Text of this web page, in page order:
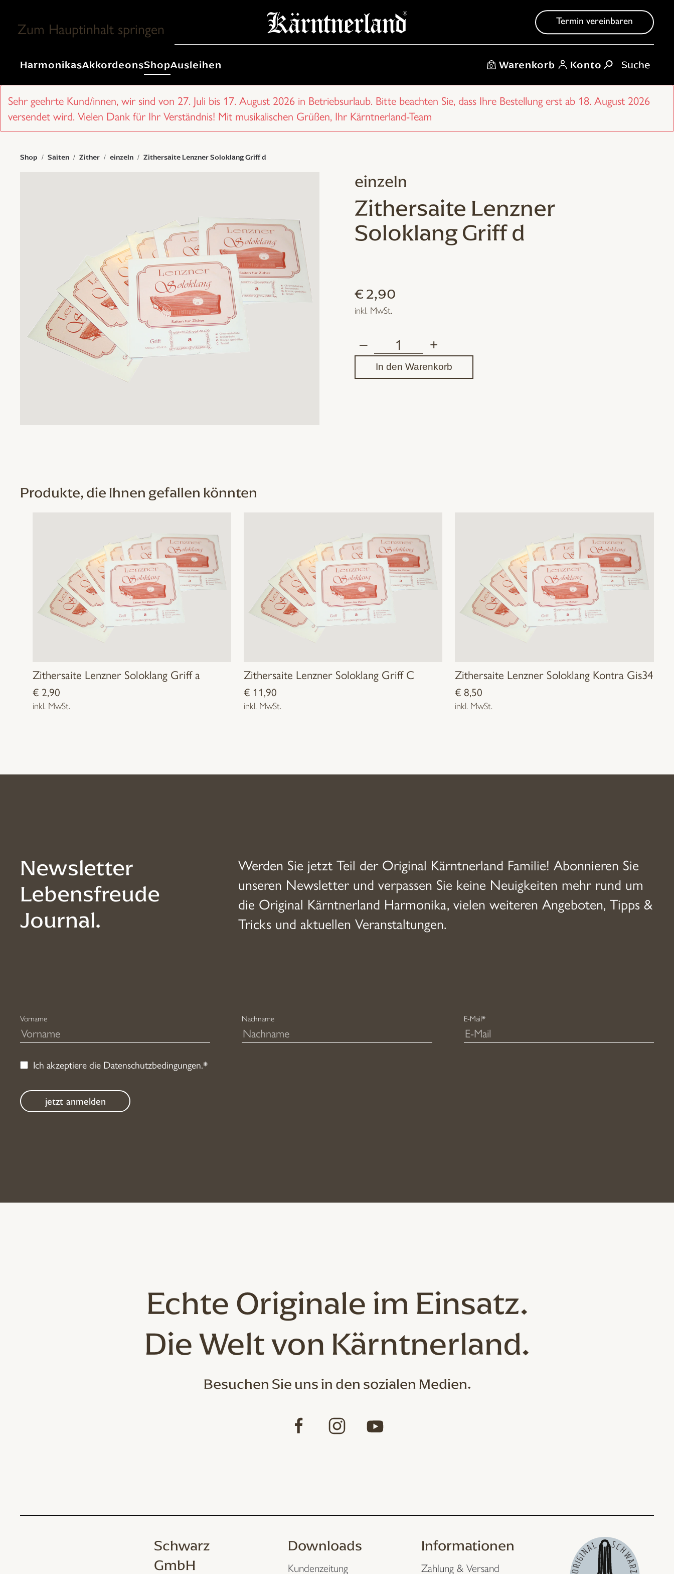
Zum Hauptinhalt springen Termin vereinbaren
HarmonikasAkkordeonsShopAusleihen Warenkorb
0 Konto
Sehr geehrte Kund/innen, wir sind von 27. Juli bis 17. August 2026 in Betriebsurlaub. Bitte beachten Sie, dass Ihre Bestellung erst ab 18. August 2026
versendet wird. Vielen Dank für Ihr Verständnis! Mit musikalischen Grüßen, Ihr Kärntnerland-Team
Shop Saiten Zither einzeln Zithersaite Lenzner Soloklang Griff d
einzeln
Zithersaite Lenzner
Soloklang Griff d
€2,90
inkl. MwSt.
–
Zithersaite
Lenzner
+
In den Warenkorb
Produkte, die Ihnen gefallen könnten
Zithersaite Lenzner Soloklang Griff a
€ 2,90
inkl. MwSt.
Zithersaite Lenzner Soloklang Griff C
€ 11,90
inkl. MwSt.
Zithersaite Lenzner Soloklang Kontra Gis34
€ 8,50
inkl. MwSt.
Newsletter
Lebensfreude
Journal.
Werden Sie jetzt Teil der Original Kärntnerland Familie! Abonnieren Sie
unseren Newsletter und verpassen Sie keine Neuigkeiten mehr rund um
die Original Kärntnerland Harmonika, vielen weiteren Angeboten, Tipps &
Tricks und aktuellen Veranstaltungen.
Vorname Nachname E-Mail*
Ich akzeptiere die Datenschutzbedingungen.*
Echte Originale im Einsatz.
Die Welt von Kärntnerland.
Besuchen Sie uns in den sozialen Medien.
Schwarz
GmbH
Downloads
Kundenzeitung
Informationen
Zahlung & Versand